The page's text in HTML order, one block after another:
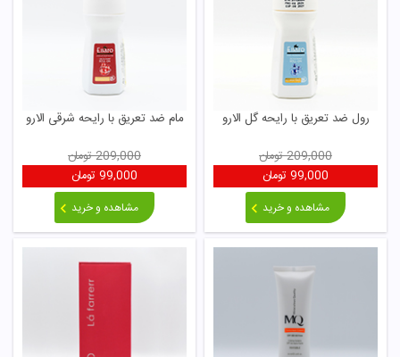
رول ضد تعریق با رایحه گل الارو
209,000تومان
99,000 تومان
مشاهده و خرید
مام ضد تعریق با رایحه شرقی الارو
209,000تومان
99,000 تومان
مشاهده و خرید